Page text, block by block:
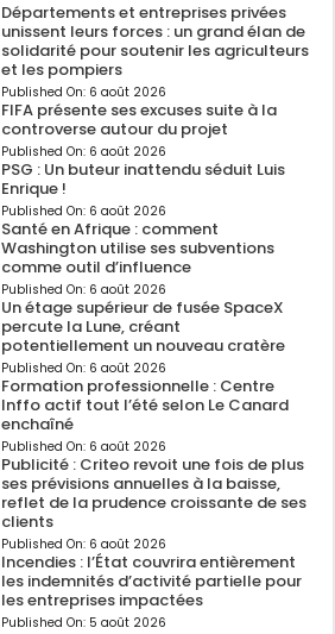
Départements et entreprises privées
unissent leurs forces : un grand élan de
solidarité pour soutenir les agriculteurs
et les pompiers
Published On: 6 août 2026
FIFA présente ses excuses suite à la
controverse autour du projet
Published On: 6 août 2026
PSG : Un buteur inattendu séduit Luis
Enrique !
Published On: 6 août 2026
Santé en Afrique : comment
Washington utilise ses subventions
comme outil d’influence
Published On: 6 août 2026
Un étage supérieur de fusée SpaceX
percute la Lune, créant
potentiellement un nouveau cratère
Published On: 6 août 2026
Formation professionnelle : Centre
Inffo actif tout l’été selon Le Canard
enchaîné
Published On: 6 août 2026
Publicité : Criteo revoit une fois de plus
ses prévisions annuelles à la baisse,
reflet de la prudence croissante de ses
clients
Published On: 6 août 2026
Incendies : l’État couvrira entièrement
les indemnités d’activité partielle pour
les entreprises impactées
Published On: 5 août 2026